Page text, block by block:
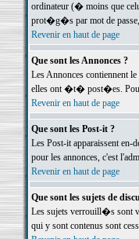
ordinateur (� moins que
prot�g�s par mot de
Revenir en haut de page
Que sont les Annonces ?
Les Annonces contiennent
elles ont �t� post�es.
Revenir en haut de page
Que sont les Post-it ?
Les Post-it apparaissent en-
pour les annonces, c'est
Revenir en haut de page
Que sont les sujets de
Les sujets verrouill�s sont
qui y sont contenus sont